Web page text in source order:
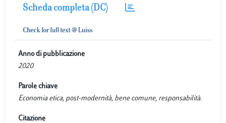
Scheda completa (DC)
Anno di pubblicazione
2020
Parole chiave
Economia etica, post-modernità, bene comune, responsabilità.
Citazione